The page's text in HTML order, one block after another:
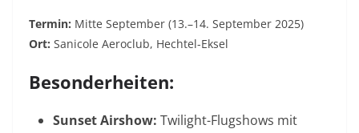
Termin: Mitte September (13.–14. September 2025)
Ort: Sanicole Aeroclub, Hechtel-Eksel
Besonderheiten:
Sunset Airshow: Twilight-Flugshows mit